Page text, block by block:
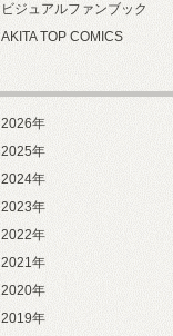
ビジュアルファンブック
AKITA TOP COMICS
2026年
2025年
2024年
2023年
2022年
2021年
2020年
2019年